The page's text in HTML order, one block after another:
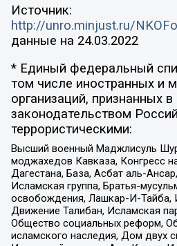
Источник:
http://unro.minjust.ru/
данные на 24.03.2022
* Единый федеральный
том числе иностранных и
организаций, признанных в
законодательством
террористическими:
Высший военный Маджлисуль
моджахедов Кавказа, Конгресс
Дагестана, База, Асбат аль-
Исламская группа, Братья-
освобождения, Лашкар-И-Тайба,
Движение Талибан, Исламская
Общество социальных реформ,
исламского наследия, Дом двух